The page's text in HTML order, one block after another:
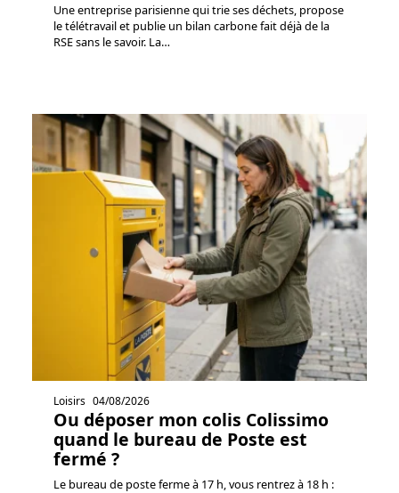
Une entreprise parisienne qui trie ses déchets, propose
le télétravail et publie un bilan carbone fait déjà de la
RSE sans le savoir. La…
Loisirs 04/08/2026
Ou déposer mon colis Colissimo
quand le bureau de Poste est
fermé ?
Le bureau de poste ferme à 17 h, vous rentrez à 18 h :